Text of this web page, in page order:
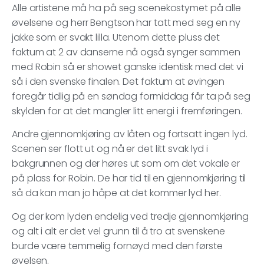
Alle artistene må ha på seg scenekostymet på alle
øvelsene og herr Bengtson har tatt med seg en ny
jakke som er svakt lilla. Utenom dette pluss det
faktum at 2 av danserne nå også synger sammen
med Robin så er showet ganske identisk med det vi
så i den svenske finalen. Det faktum at øvingen
foregår tidlig på en søndag formiddag får ta på seg
skylden for at det mangler litt energi i fremføringen.
Andre gjennomkjøring av låten og fortsatt ingen lyd.
Scenen ser flott ut og nå er det litt svak lyd i
bakgrunnen og der høres ut som om det vokale er
på plass for Robin. De har tid til en gjennomkjøring til
så da kan man jo håpe at det kommer lyd her.
Og der kom lyden endelig ved tredje gjennomkjøring
og alt i alt er det vel grunn til å tro at svenskene
burde være temmelig fornøyd med den første
øvelsen.